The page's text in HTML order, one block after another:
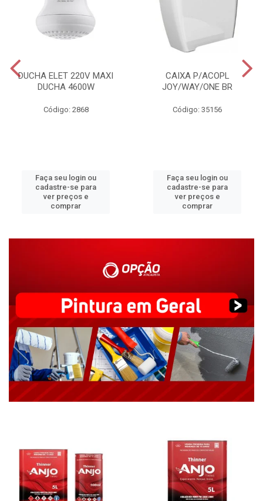
DUCHA ELET 220V MAXI
DUCHA 4600W
Código: 2868
Faça seu login ou
cadastre-se para
ver preços e
comprar
CAIXA P/ACOPL
JOY/WAY/ONE BR
Código: 35156
Faça seu login ou
cadastre-se para
ver preços e
comprar